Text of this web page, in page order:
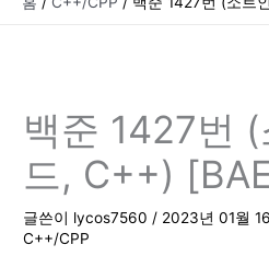
백준 1427번
드, C++)
글쓴이 lycos7560/ 2023년 01월
C++/CPP